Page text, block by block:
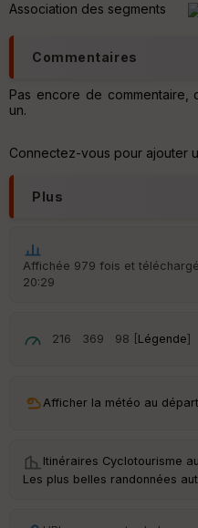
Association des segments
Commentaires
Pas encore de
un.
Connectez-vous pour ajouter
Plus
Affichée 979 fois et
20:29
216 369 98 [ Légende]
Afficher la météo au
Itinéraires Cyclotourisme
Les plus belles randonnées